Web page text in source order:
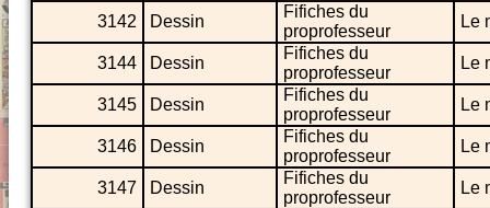
3142 Dessin
Fifiches du
proprofesseur
Le
3144 Dessin
Fifiches du
proprofesseur
Le
3145 Dessin
Fifiches du
proprofesseur
Le
3146 Dessin
Fifiches du
proprofesseur
Le
3147 Dessin
Fifiches du
proprofesseur
Le